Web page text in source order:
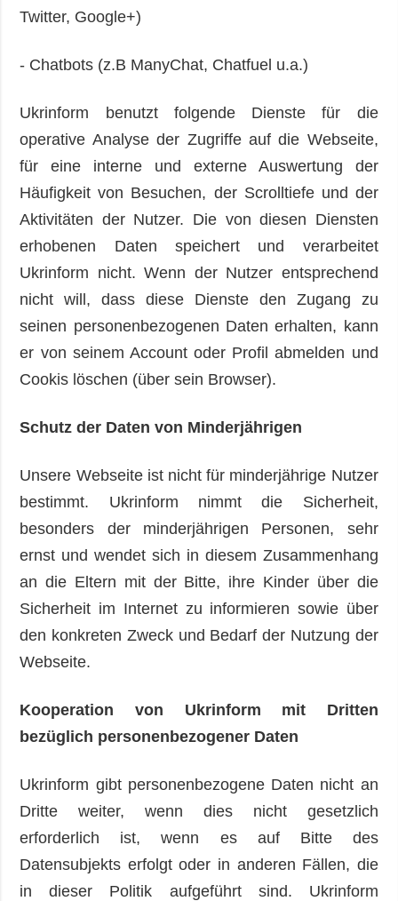
Twitter, Google+)
- Chatbots (z.B ManyChat, Chatfuel u.a.)
Ukrinform benutzt folgende Dienste für die
operative Analyse der Zugriffe auf die Webseite,
für eine interne und externe Auswertung der
Häufigkeit von Besuchen, der Scrolltiefe und der
Aktivitäten der Nutzer. Die von diesen Diensten
erhobenen Daten speichert und verarbeitet
Ukrinform nicht. Wenn der Nutzer entsprechend
nicht will, dass diese Dienste den Zugang zu
seinen personenbezogenen Daten erhalten, kann
er von seinem Account oder Profil abmelden und
Cookis löschen (über sein Browser).
Schutz der Daten von Minderjährigen
Unsere Webseite ist nicht für minderjährige Nutzer
bestimmt. Ukrinform nimmt die Sicherheit,
besonders der minderjährigen Personen, sehr
ernst und wendet sich in diesem Zusammenhang
an die Eltern mit der Bitte, ihre Kinder über die
Sicherheit im Internet zu informieren sowie über
den konkreten Zweck und Bedarf der Nutzung der
Webseite.
Kooperation von Ukrinform mit Dritten
bezüglich personenbezogener Daten
Ukrinform gibt personenbezogene Daten nicht an
Dritte weiter, wenn dies nicht gesetzlich
erforderlich ist, wenn es auf Bitte des
Datensubjekts erfolgt oder in anderen Fällen, die
in dieser Politik aufgeführt sind. Ukrinform